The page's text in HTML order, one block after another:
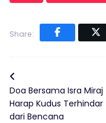
Share:
Doa Bersama Isra Miraj
Harap Kudus Terhindar
dari Bencana